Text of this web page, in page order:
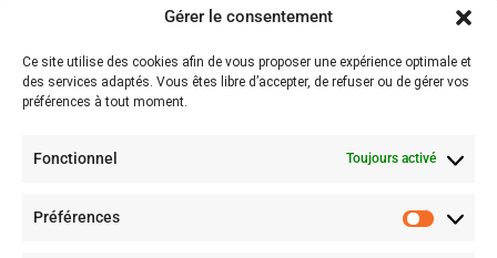
Gérer le consentement
Ce site utilise des cookies afin de vous proposer une expérience optimale et
des services adaptés. Vous êtes libre d’accepter, de refuser ou de gérer vos
préférences à tout moment.
Fonctionnel Toujours activé
Préférences
CGV
Blog
Contactez-nous
Politique de livraison